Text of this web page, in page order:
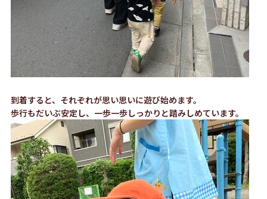
到着すると、それぞれが思い思いに遊び始めます。
歩行もだいぶ安定し、一歩一歩しっかりと踏みしめています。